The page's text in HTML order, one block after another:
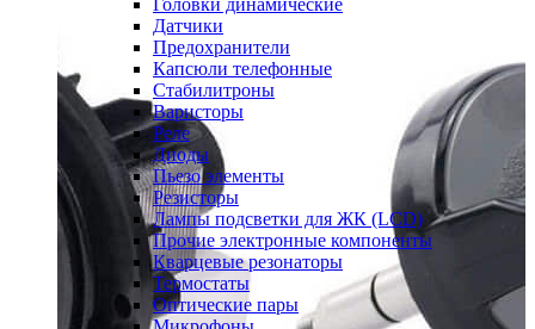
Головки динамические
Датчики
Предохранители
Капсюли телефонные
Стабилитроны
Варисторы
Реле
Диоды
Пьезо элементы
Резисторы
Лампы подсветки для ЖК (LCD)
Прочие электронные компоненты
Кварцевые резонаторы
Термостаты
Оптические пары